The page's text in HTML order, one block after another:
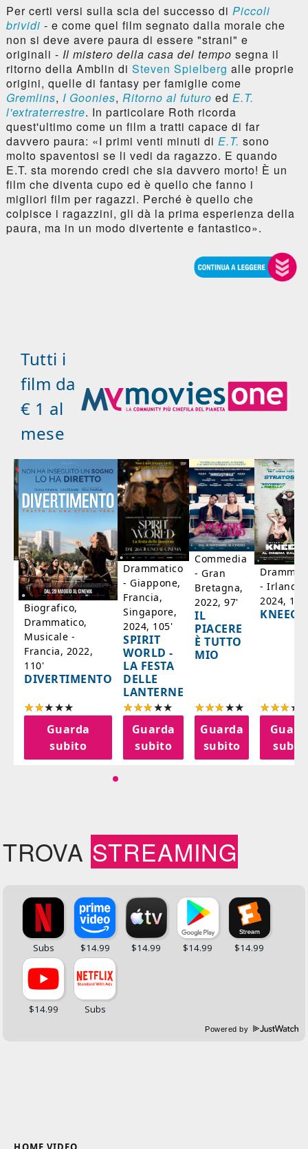
Per certi versi sulla scia del successo di Piccoli
brividi - e come quel film segnato dalla morale che
non si deve avere paura di essere "strani" e
originali - Il mistero della casa del tempo segna il
ritorno della Amblin di Steven Spielberg alle proprie
origini, quelle di fantasy per famiglie come
Gremlins, I Goonies, Ritorno al futuro ed E.T.
l'extraterrestre. In particolare Roth ricorda
quest'ultimo come un film a tratti capace di far
davvero paura: «I primi venti minuti di E.T. sono
molto spaventosi se li vedi da ragazzo. E quando
E.T. sta morendo credi che sia davvero morto! È un
film che diventa cupo ed è quello che fanno i
migliori film per ragazzi. Perché è quello che
colpisce i ragazzini, gli dà la prima esperienza della
paura, ma in un modo divertente e fantastico».
Tutti i
film da
€ 1 al
mese
Biografico,
Drammatico,
Musicale -
Francia, 2022,
110'
DIVERTIMENTO
Guarda
subito
Drammatico
- Giappone,
Francia,
Singapore,
2024, 105'
SPIRIT
WORLD -
LA FESTA
DELLE
LANTERNE
Guarda
subito
Commedia
- Gran
Bretagna,
2022, 97'
IL
PIACERE
È TUTTO
MIO
Guarda
subito
- Irlanda,
2024,
TROVA STREAMING
Powered by